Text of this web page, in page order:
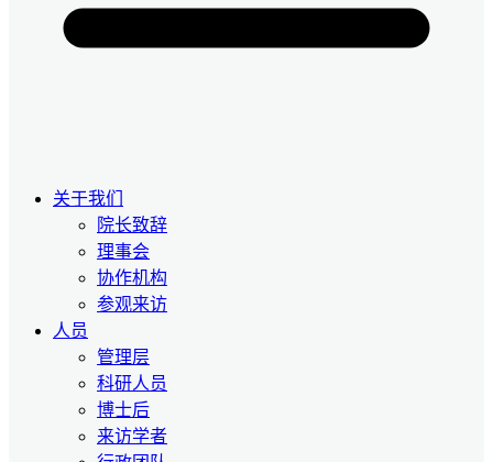
关于我们
院长致辞
理事会
协作机构
参观来访
人员
管理层
科研人员
博士后
来访学者